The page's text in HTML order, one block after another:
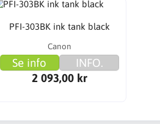
PFI-303BK ink tank black
Canon
Se info
INFO.
2 093,00 kr